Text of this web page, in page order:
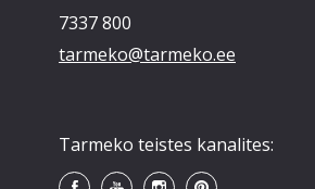
7337 800
tarmeko@tarmeko.ee
Tarmeko teistes kanalites: